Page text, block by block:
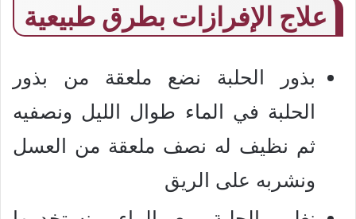
علاج الإفرازات بطرق طبيعية
بذور الحلبة نضع ملعقة من بذور
الحلبة في الماء طوال الليل ونصفيه
ثم نظيف له نصف ملعقة من العسل
ونشربه على الريق